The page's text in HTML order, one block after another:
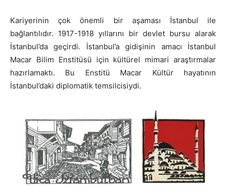
Kariyerinin çok önemli bir aşaması İstanbul ile
bağlantılıdır. 1917-1918 yıllarını bir devlet bursu alarak
İstanbul’da geçirdi. İstanbul’a gidişinin amacı İstanbul
Macar Bilim Enstitüsü için kültürel mimari araştırmalar
hazırlamaktı. Bu Enstitü Macar Kültür hayatının
İstanbul’daki diplomatik temsilcisiydi.